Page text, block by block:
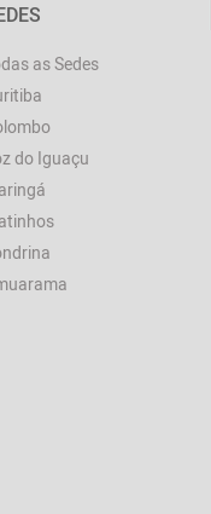
as Sedes
do Iguaçu